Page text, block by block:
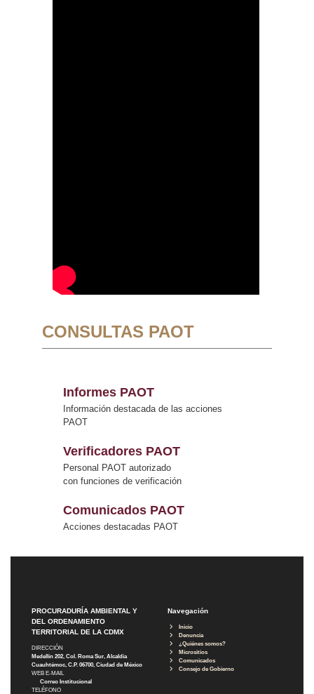
CONSULTAS PAOT
Informes PAOT
Información destacada de las acciones
PAOT
Verificadores PAOT
Personal PAOT autorizado
con funciones de verificación
Comunicados PAOT
Acciones destacadas PAOT
PROCURADURÍA AMBIENTAL Y
DEL ORDENAMIENTO
TERRITORIAL DE LA CDMX
DIRECCIÓN
Medellín 202, Col. Roma Sur, Alcaldía
Cuauhtémoc, C.P. 06700, Ciudad de México
WEB E-MAIL
Correo Institucional
TELÉFONO
Navegación
Inicio
Denuncia
¿Quiénes somos?
Micrositios
Comunicados
Consejo de Gobierno